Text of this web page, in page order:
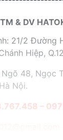
& DV
21/2 Đường
Hiệp,
48, Ngọc
Nội.
–